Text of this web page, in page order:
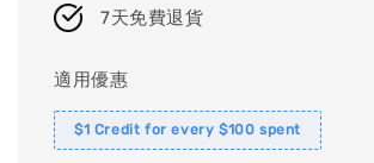
7天免費退貨
適用優惠
$1 Credit for every $100 spent